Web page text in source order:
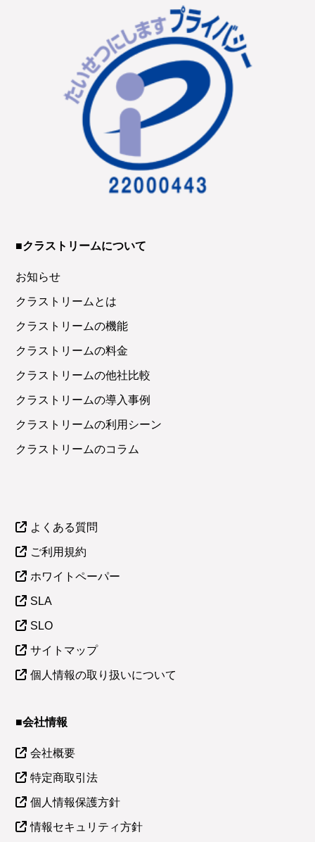
■クラストリームについて
お知らせ
クラストリームとは
クラストリームの機能
クラストリームの料金
クラストリームの他社比較
クラストリームの導入事例
クラストリームの利用シーン
クラストリームのコラム
よくある質問
ご利用規約
ホワイトペーパー
SLA
SLO
サイトマップ
個人情報の取り扱いについて
■会社情報
会社概要
特定商取引法
個人情報保護方針
情報セキュリティ方針